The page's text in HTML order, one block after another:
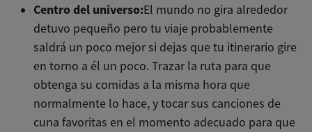
Centro del universo:El mundo no gira alrededor
detuvo pequeño pero tu viaje probablemente
saldrá un poco mejor si dejas que tu itinerario gire
en torno a él un poco. Trazar la ruta para que
obtenga su comidas a la misma hora que
normalmente lo hace, y tocar sus canciones de
cuna favoritas en el momento adecuado para que